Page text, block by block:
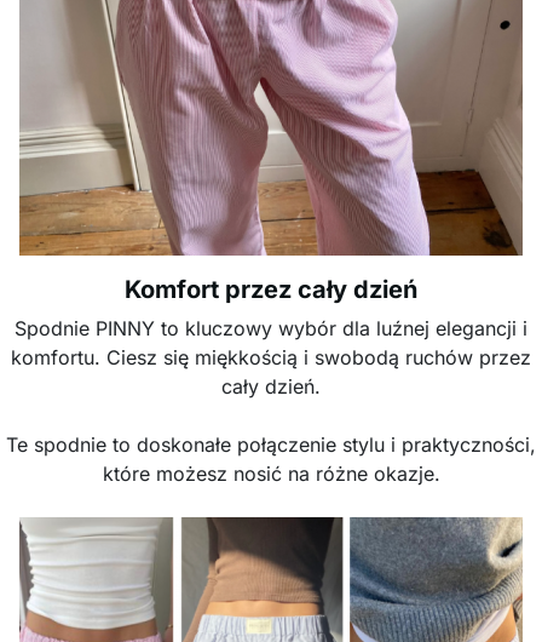
Komfort przez cały dzień
Spodnie PINNY to kluczowy wybór dla luźnej elegancji i
komfortu. Ciesz się miękkością i swobodą ruchów przez
cały dzień.
Te spodnie to doskonałe połączenie stylu i praktyczności,
które możesz nosić na różne okazje.